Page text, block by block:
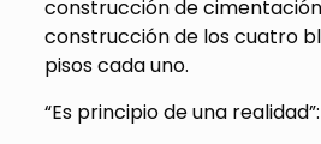
construcción de
construcción de los cuatro
pisos cada uno.
“Es principio de una